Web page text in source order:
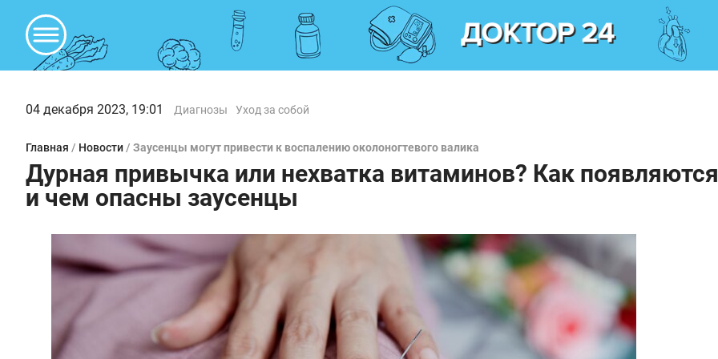
04 декабря 2023, 19:01 Диагнозы Уход за собой
Главная / Новости / Заусенцы могут привести к воспалению околоногтевого валика
Дурная привычка или нехватка витаминов? Как появляются
и чем опасны заусенцы